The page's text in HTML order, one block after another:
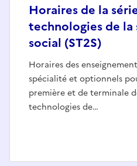
Horaires de la
technologies de la
social (ST2S)
Horaires des
spécialité et optionnels
première et de terminale
technologies de…